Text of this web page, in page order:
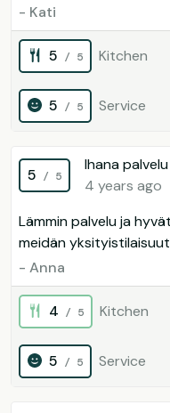
- Kati
5 / 5 Kitchen
5 / 5 Service
5 / 5
Ihana
4 years ago
Lämmin palvelu ja
meidän
- Anna
4 / 5 Kitchen
5 / 5 Service